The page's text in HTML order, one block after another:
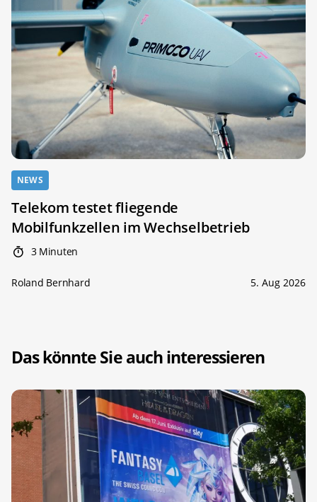
NEWS
Telekom testet fliegende
Mobilfunkzellen im Wechselbetrieb
3 Minuten
Roland Bernhard 5. Aug 2026
Das könnte Sie auch interessieren